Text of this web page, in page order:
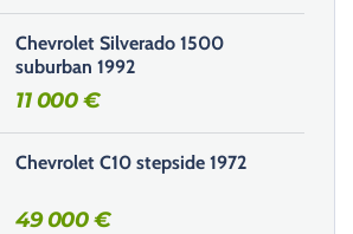
Chevrolet Silverado 1500
suburban 1992
11 000€
Chevrolet C10 stepside 1972
49 000€